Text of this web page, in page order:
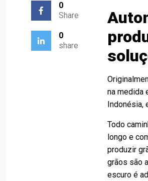
0
Share
0
share
na medida
Indonésia,
Todo
longo e
produzir
grãos são
escuro é